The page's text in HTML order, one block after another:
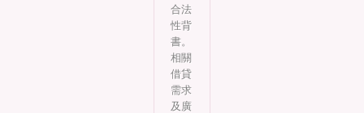
合法
性背
書。
相關
借貸
需求
及廣